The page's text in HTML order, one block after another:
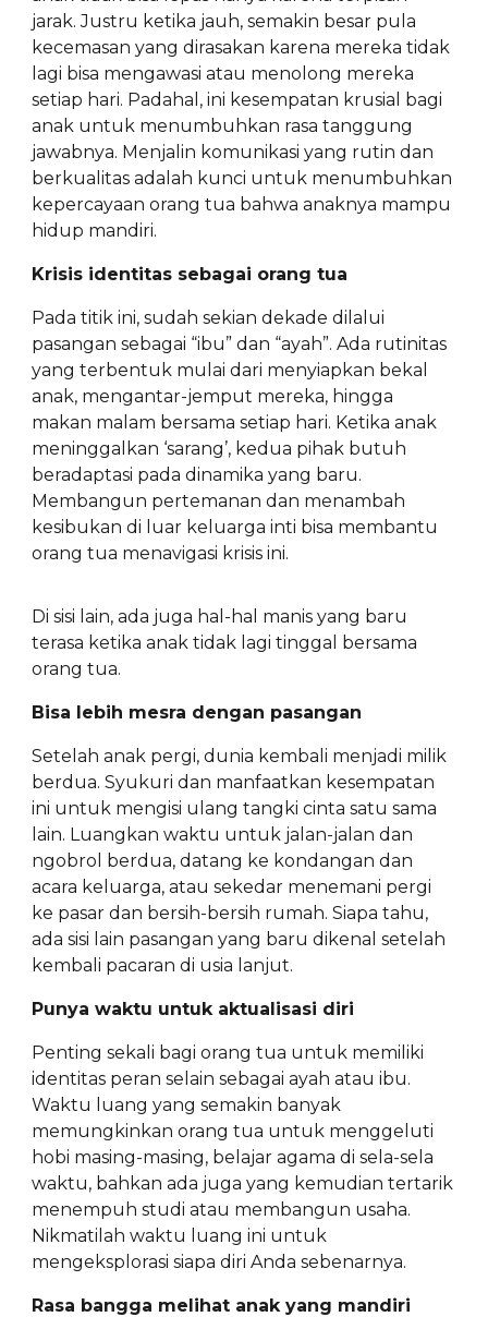
jarak. Justru ketika jauh, semakin besar pula
kecemasan yang dirasakan karena mereka tidak
lagi bisa mengawasi atau menolong mereka
setiap hari. Padahal, ini kesempatan krusial bagi
anak untuk menumbuhkan rasa tanggung
jawabnya. Menjalin komunikasi yang rutin dan
berkualitas adalah kunci untuk menumbuhkan
kepercayaan orang tua bahwa anaknya mampu
hidup mandiri.
Krisis identitas sebagai orang tua
Pada titik ini, sudah sekian dekade dilalui
pasangan sebagai “ibu” dan “ayah”. Ada rutinitas
yang terbentuk mulai dari menyiapkan bekal
anak, mengantar-jemput mereka, hingga
makan malam bersama setiap hari. Ketika anak
meninggalkan ‘sarang’, kedua pihak butuh
beradaptasi pada dinamika yang baru.
Membangun pertemanan dan menambah
kesibukan di luar keluarga inti bisa membantu
orang tua menavigasi krisis ini.
Di sisi lain, ada juga hal-hal manis yang baru
terasa ketika anak tidak lagi tinggal bersama
orang tua.
Bisa lebih mesra dengan pasangan
Setelah anak pergi, dunia kembali menjadi milik
berdua. Syukuri dan manfaatkan kesempatan
ini untuk mengisi ulang tangki cinta satu sama
lain. Luangkan waktu untuk jalan-jalan dan
ngobrol berdua, datang ke kondangan dan
acara keluarga, atau sekedar menemani pergi
ke pasar dan bersih-bersih rumah. Siapa tahu,
ada sisi lain pasangan yang baru dikenal setelah
kembali pacaran di usia lanjut.
Punya waktu untuk aktualisasi diri
Penting sekali bagi orang tua untuk memiliki
identitas peran selain sebagai ayah atau ibu.
Waktu luang yang semakin banyak
memungkinkan orang tua untuk menggeluti
hobi masing-masing, belajar agama di sela-sela
waktu, bahkan ada juga yang kemudian tertarik
menempuh studi atau membangun usaha.
Nikmatilah waktu luang ini untuk
mengeksplorasi siapa diri Anda sebenarnya.
Rasa bangga melihat anak yang mandiri